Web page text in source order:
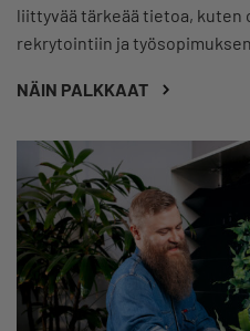
liittyvää tärkeää tietoa,
rekrytointiin ja
NÄIN PALKKAAT